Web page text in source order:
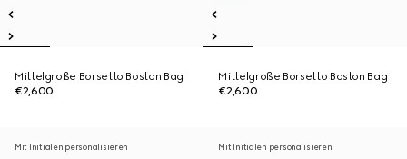
Mittelgroße Borsetto Boston Bag
€2,600
Mittelgroße Borsetto Boston Bag
€2,600
Mit Initialen personalisieren Mit Initialen personalisieren